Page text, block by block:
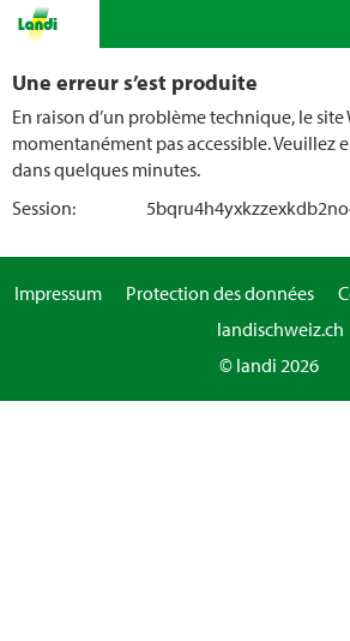
Une erreur s’est produite
En raison d’un problème technique, le site
momentanément pas accessible. Veuillez
dans quelques minutes.
Session:
Impressum Protection des données
landischweiz.ch
© landi 2026